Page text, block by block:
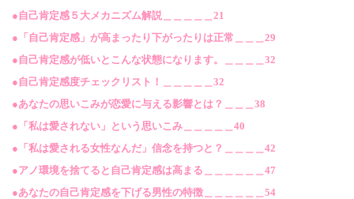
愛
を
育
て
る
自
己
の
内
●自己肯定感５大メカニズム解説＿＿＿＿＿21
●「自己肯定感」が高まったり下がったりは正常＿＿＿29
●自己肯定感が低いとこんな状態になります。＿＿＿＿32
●自己肯定感度チェックリスト！＿＿＿＿＿32
●あなたの思いこみが恋愛に与える影響とは？＿＿＿38
●「私は愛されない」という思いこみ＿＿＿＿＿40
●「私は愛される女性なんだ」信念を持つと？＿＿＿＿42
●アノ環境を捨てると自己肯定感は高まる＿＿＿＿＿＿47
●あなたの自己肯定感を下げる男性の特徴＿＿＿＿＿＿54